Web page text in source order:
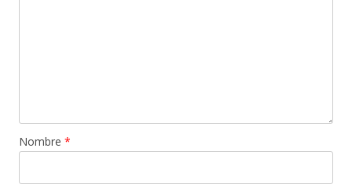
Nombre *